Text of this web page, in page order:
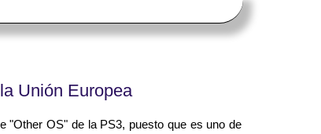
Unión Europea
"Other OS" de la PS3, puesto que es uno de